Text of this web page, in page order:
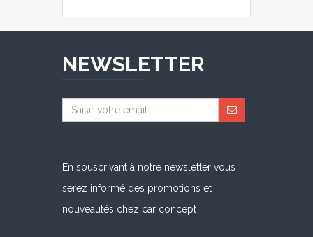
NEWSLETTER
En souscrivant à notre newsletter vous
serez informé des promotions et
nouveautés chez car concept